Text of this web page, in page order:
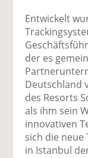
Entwickelt
der es
Deutschland
des Resorts
als ihm sein
innovativen
sich die
in Istanbul